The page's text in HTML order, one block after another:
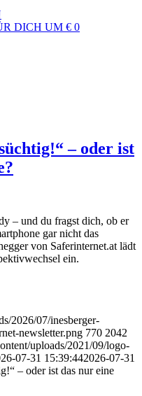
DICH UM € 0
– oder ist
– und du fragst dich, ob er
gar nicht das
von Saferinternet.at lädt
ein.
2026/07/inesberger-
newsletter.png 770 2042
uploads/2021/09/logo-
07-31 15:39:442026-07-31
– oder ist das nur eine